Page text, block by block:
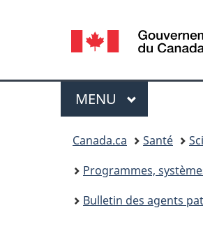
Sélection
de
la
langue
Menu
MENU PRINCIPAL
Canada.ca Santé
Programmes,
Bulletin des agents